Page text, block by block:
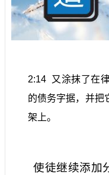
2:14 又涂抹了在
的债务字据，并把
架上。
使徒继续添加